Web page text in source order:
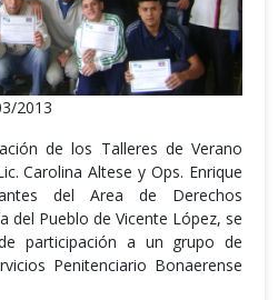
2013
de los Talleres de Verano
Carolina Altese y Ops. Enrique
del Area de Derechos
del Pueblo de Vicente López, se
participación a un grupo de
Penitenciario Bonaerense